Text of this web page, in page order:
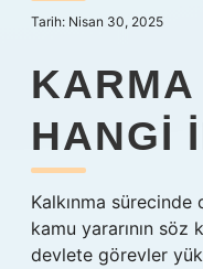
Hakkımızda
Tarih: Nisan 30, 2025
HANGI
Kalkınma
kamu yararının söz
devlete görevler